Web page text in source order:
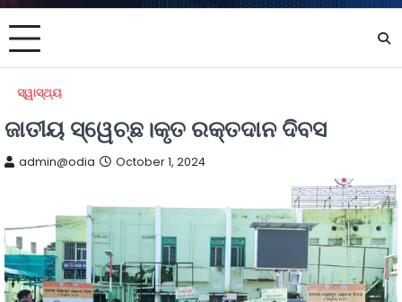
ସ୍ୱାସ୍ଥ୍ୟ
ଜାତୀୟ ସ୍ୱେଚ୍ଛ।କୃତ ରକ୍ତଦାନ ଦିବସ
admin@odia October 1, 2024